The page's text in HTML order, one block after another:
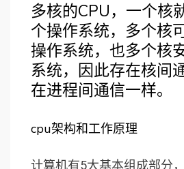
多核的CPU，一个核
个操作系统，多个核
操作系统，也多个核
系统，因此存在核间
在进程间通信一样。
cpu架构和工作原理
计算机有5大基本组成部分